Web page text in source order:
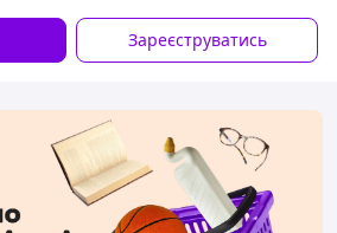
Зареєструватись